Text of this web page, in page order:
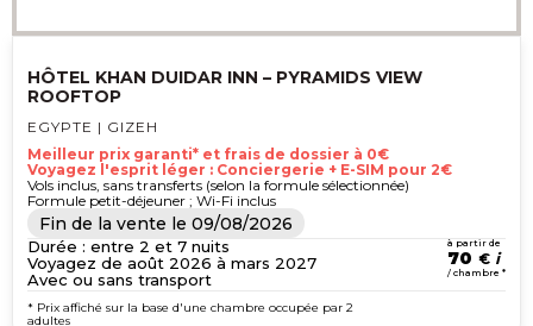
HÔTEL KHAN DUIDAR INN – PYRAMIDS VIEW
ROOFTOP
EGYPTE | GIZEH
Meilleur prix garanti* et frais de dossier à 0€
Voyagez l'esprit léger : Conciergerie + E-SIM pour 2€
Vols inclus, sans transferts (selon la formule sélectionnée)
Formule petit-déjeuner ; Wi-Fi inclus
Fin de la vente le 09/08/2026
Durée : entre 2 et 7 nuits
Voyagez de août 2026 à mars 2027
Avec ou sans transport
à partir de
70 €
/ chambre *
* Prix affiché sur la base d'une chambre occupée par 2
adultes